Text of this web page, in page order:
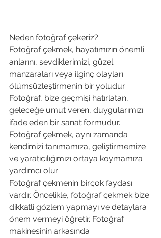
Neden fotoğraf çekeriz?
Fotoğraf çekmek, hayatımızın önemli
anlarını, sevdiklerimizi, güzel
manzaraları veya ilginç olayları
ölümsüzleştirmenin bir yoludur.
Fotoğraf, bize geçmişi hatırlatan,
geleceğe umut veren, duygularımızı
ifade eden bir sanat formudur.
Fotoğraf çekmek, aynı zamanda
kendimizi tanımamıza, geliştirmemize
ve yaratıcılığımızı ortaya koymamıza
yardımcı olur.
Fotoğraf çekmenin birçok faydası
vardır. Öncelikle, fotoğraf çekmek bize
dikkatli gözlem yapmayı ve detaylara
önem vermeyi öğretir. Fotoğraf
makinesinin arkasında